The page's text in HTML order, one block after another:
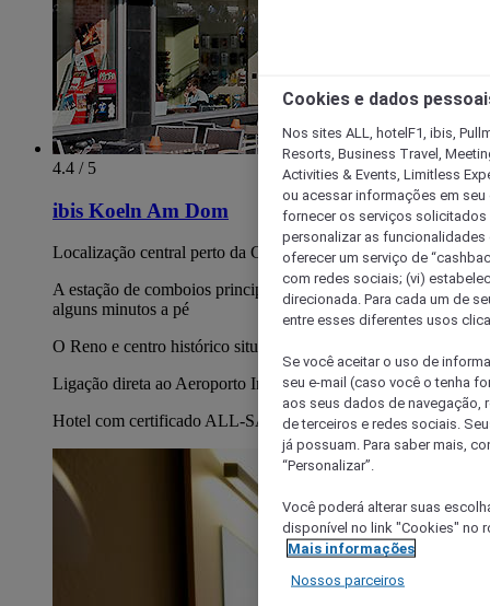
4.4 / 5
ibis Koeln Am Dom
Localização central perto da Catedral de Colónia
A estação de comboios principal de Colónia situa-se a apenas
alguns minutos a pé
O Reno e centro histórico situam-se nas proximidades
Ligação direta ao Aeroporto Internacional de Colónia/Bona
Hotel com certificado ALL-SAFE
Cookies e dados
Nos sites ALL, hotelF1, ibis,
Resorts, Business Travel,
Activities & Events, Limitless
ou acessar informações em
fornecer os serviços solicitados
personalizar as
oferecer um serviço de
com redes sociais; (vi)
direcionada. Para cada um de
entre esses diferentes usos
Se você aceitar o uso de
seu e-mail (caso você o tenha
aos seus dados de navegação,
de terceiros e redes sociais.
já possuam. Para saber mais,
“Personalizar”.
Você poderá alterar suas
disponível no link "Cookies" no
Mais informações
Nossos parceiros